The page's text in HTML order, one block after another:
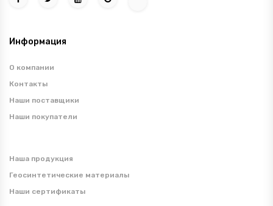
Информация
О компании
Контакты
Наши поставщики
Наши покупатели
Наша продукция
Геосинтетические материалы
Наши сертификаты